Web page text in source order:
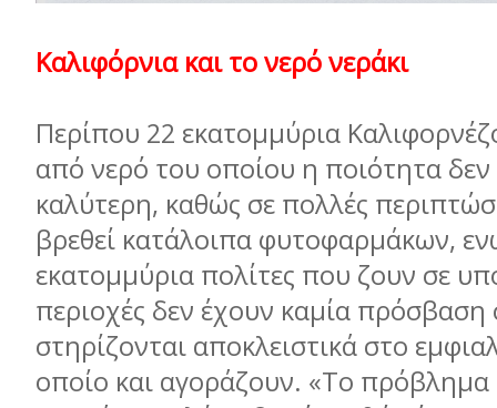
Καλιφόρνια και το νερό νεράκι
Περίπου 22 εκατοµµύρια
από νερό του οποίου η ποιότητα δεν
καλύτερη, καθώς σε πολλές
βρεθεί κατάλοιπα φυτοφαρµάκων,
εκατοµµύρια πολίτες που ζουν σε
περιοχές δεν έχουν καµία πρόσβαση
στηρίζονται αποκλειστικά στο
οποίο και αγοράζουν. «Το πρόβληµα